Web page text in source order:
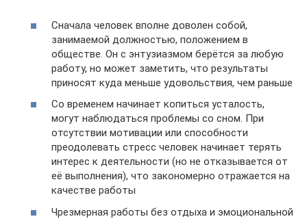
Сначала человек вполне доволен собой,
занимаемой должностью, положением в
обществе. Он с энтузиазмом берётся за любую
работу, но может заметить, что результаты
приносят куда меньше удовольствия, чем раньше
Со временем начинает копиться усталость,
могут наблюдаться проблемы со сном. При
отсутствии мотивации или способности
преодолевать стресс человек начинает терять
интерес к деятельности (но не отказывается от
её выполнения), что закономерно отражается на
качестве работы
Чрезмерная работы без отдыха и эмоциональной